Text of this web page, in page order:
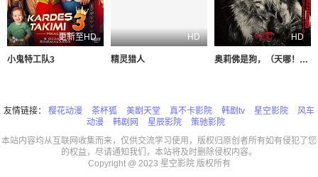
更新至HD
小鬼特工队3
HD
精灵猎人
HD
奥莉佛是狗，（天哪！！）这家伙电影版
友情链接： 樱花动漫 茶杯狐 美剧天堂 真不卡影院 韩剧tv 星空影院
风车
动漫
韩剧网 星辰影院
策驰影院
本站内容均从互联网收集而来，仅供交流学习使用，版权归原创者所有如有侵犯了您
的权益，尽请通知我们，本站将及时删除侵权内容。
Copyright @ 2023 星空影院 版权所有